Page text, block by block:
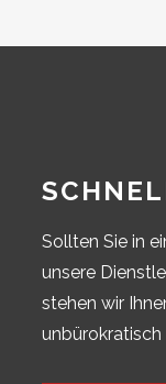
Sollten Sie in
unsere
stehen wir
unbürokratisch